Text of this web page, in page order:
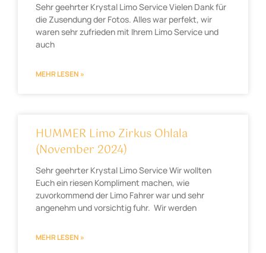
Sehr geehrter Krystal Limo Service Vielen Dank für
die Zusendung der Fotos. Alles war perfekt, wir
waren sehr zufrieden mit Ihrem Limo Service und
auch
MEHR LESEN »
HUMMER Limo Zirkus Ohlala
(November 2024)
Sehr geehrter Krystal Limo Service Wir wollten
Euch ein riesen Kompliment machen, wie
zuvorkommend der Limo Fahrer war und sehr
angenehm und vorsichtig fuhr. Wir werden
MEHR LESEN »